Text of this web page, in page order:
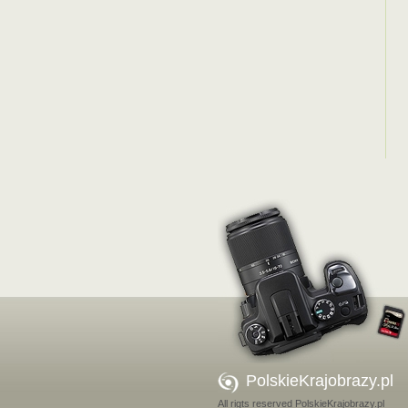
PolskieKrajobrazy.pl
All rigts reserved PolskieKrajobrazy.pl